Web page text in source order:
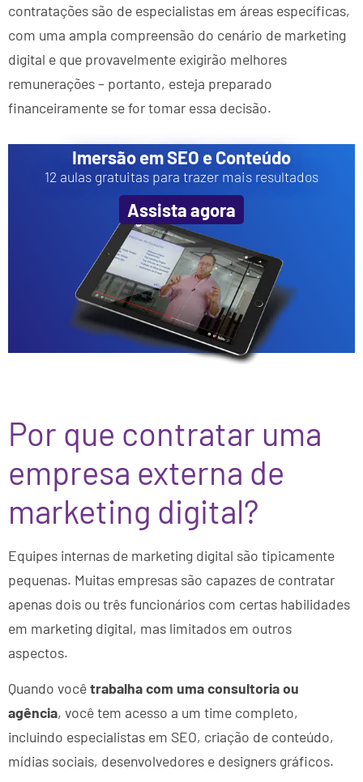
contratações são de especialistas em áreas específicas,
com uma ampla compreensão do cenário de marketing
digital e que provavelmente exigirão melhores
remunerações – portanto, esteja preparado
financeiramente se for tomar essa decisão.
Imersão em SEO e Conteúdo
12 aulas gratuitas para trazer mais resultados
Assista agora
Por que contratar uma
empresa externa de
marketing digital?
Equipes internas de marketing digital são tipicamente
pequenas. Muitas empresas são capazes de contratar
apenas dois ou três funcionários com certas habilidades
em marketing digital, mas limitados em outros
aspectos.
Quando vocêtrabalha com uma consultoria ou
agência, você tem acesso a um time completo,
incluindo especialistas em SEO, criação de conteúdo,
mídias sociais, desenvolvedores e designers gráficos.